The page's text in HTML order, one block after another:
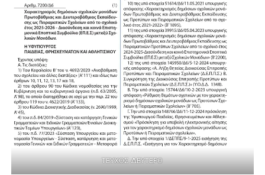
ΤΕΥΧΟΣ ΔΕΥΤΕΡΟ